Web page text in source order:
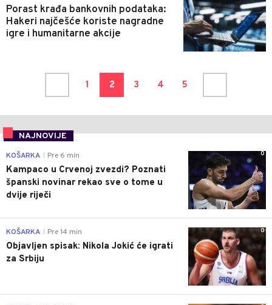
Porast krađa bankovnih podataka:
Hakeri najčešće koriste nagradne
igre i humanitarne akcije
1 2 3 4 5
NAJNOVIJE
0
KOŠARKA Pre 6 min
Kampaco u Crvenoj zvezdi? Poznati
španski novinar rekao sve o tome u
dvije riječi
0
KOŠARKA Pre 14 min
Objavljen spisak: Nikola Jokić će igrati
za Srbiju